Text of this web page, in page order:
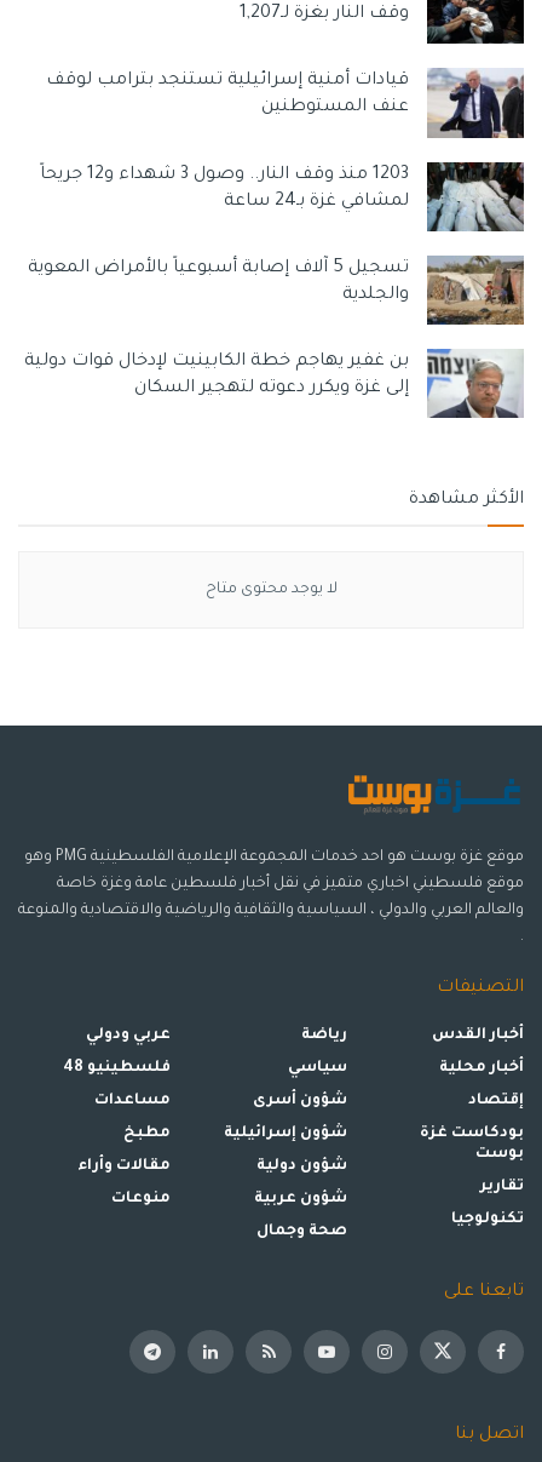
وقف النار بغزة لـ1,207
قيادات أمنية إسرائيلية تستنجد بترامب لوقف
عنف المستوطنين
1203 منذ وقف النار.. وصول 3 شهداء و12 جريحاً
لمشافي غزة بـ24 ساعة
تسجيل 5 آلاف إصابة أسبوعياً بالأمراض المعوية
والجلدية
بن غفير يهاجم خطة الكابينيت لإدخال قوات دولية
إلى غزة ويكرر دعوته لتهجير السكان
الأكثر مشاهدة
لا يوجد محتوى متاح
موقع غزة بوست هو احد خدمات المجموعة الإعلامية الفلسطينية PMG وهو
موقع فلسطيني اخباري متميز في نقل أخبار فلسطين عامة وغزة خاصة
والعالم العربي والدولي ، السياسية والثقافية والرياضية والاقتصادية والمنوعة
.
التصنيفات
أخبار القدس
أخبار محلية
إقتصاد
بودكاست غزة
بوست
تقارير
تكنولوجيا
رياضة
سياسي
شؤون أسرى
شؤون إسرائيلية
شؤون دولية
شؤون عربية
صحة وجمال
عربي ودولي
فلسطينيو 48
مساعدات
مطبخ
مقالات وأراء
منوعات
تابعنا على
اتصل بنا